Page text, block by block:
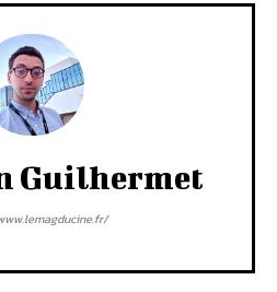
Guilhermet